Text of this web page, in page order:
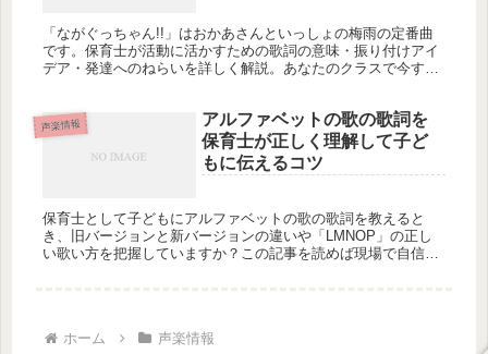
「ながぐっちゃん!!」はおかあさんといっしょの梅雨の定番曲
です。保育士が活動に活かすための歌詞の意味・振り付けアイ
デア・発達へのねらいを詳しく解説。あなたのクラスで今すぐ
声楽情報
アルファベットの歌の歌詞を
保育士が正しく理解して子ど
もに伝えるコツ
保育士として子どもにアルファベットの歌の歌詞を教えると
き、旧バージョンと新バージョンの違いや「LMNOP」の正し
い歌い方を把握していますか？この記事を読めば現場で自信を
ホーム 声楽情報